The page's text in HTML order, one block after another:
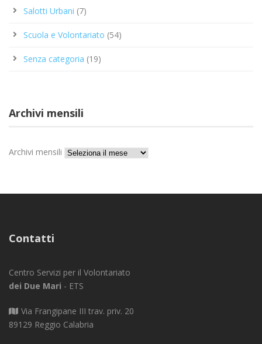
Salotti Urbani (7)
Scuola e Volontariato (54)
Senza categoria (19)
Archivi mensili
Archivi mensili
Contatti
Centro Servizi per il Volontariato
dei Due Mari - ETS
Via Frangipane III trav. priv. 20
89129 Reggio Calabria